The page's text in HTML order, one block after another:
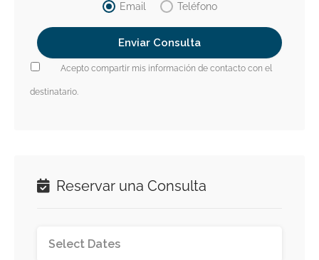
Email
Teléfono
Acepto compartir mis información de contacto con el
destinatario.
Reservar una Consulta